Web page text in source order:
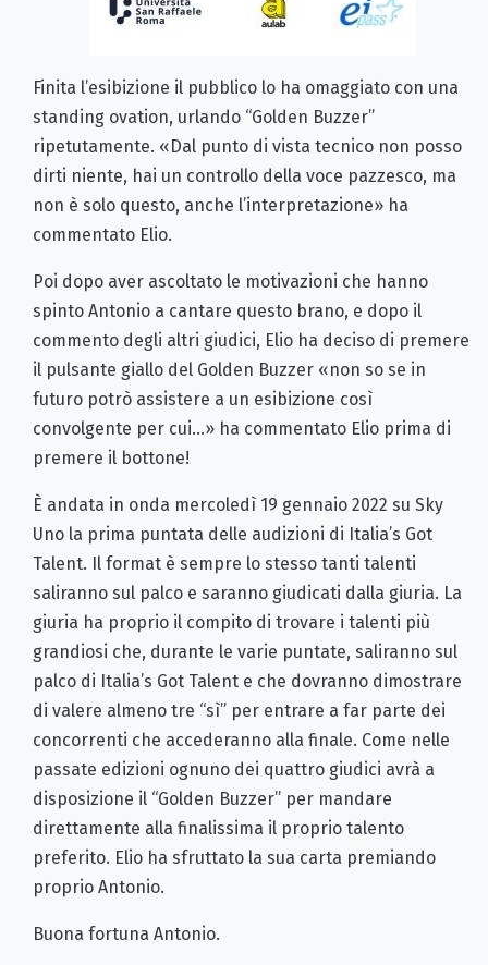
Finita l’esibizione il pubblico lo ha omaggiato con una
standing ovation, urlando “Golden Buzzer”
ripetutamente. «Dal punto di vista tecnico non posso
dirti niente, hai un controllo della voce pazzesco, ma
non è solo questo, anche l’interpretazione» ha
commentato Elio.
Poi dopo aver ascoltato le motivazioni che hanno
spinto Antonio a cantare questo brano, e dopo il
commento degli altri giudici, Elio ha deciso di premere
il pulsante giallo del Golden Buzzer «non so se in
futuro potrò assistere a un esibizione così
convolgente per cui…» ha commentato Elio prima di
premere il bottone!
È andata in onda mercoledì 19 gennaio 2022 su Sky
Uno la prima puntata delle audizioni di Italia’s Got
Talent. Il format è sempre lo stesso tanti talenti
saliranno sul palco e saranno giudicati dalla giuria. La
giuria ha proprio il compito di trovare i talenti più
grandiosi che, durante le varie puntate, saliranno sul
palco di Italia’s Got Talent e che dovranno dimostrare
di valere almeno tre “sì” per entrare a far parte dei
concorrenti che accederanno alla finale. Come nelle
passate edizioni ognuno dei quattro giudici avrà a
disposizione il “Golden Buzzer” per mandare
direttamente alla finalissima il proprio talento
preferito. Elio ha sfruttato la sua carta premiando
proprio Antonio.
Buona fortuna Antonio.